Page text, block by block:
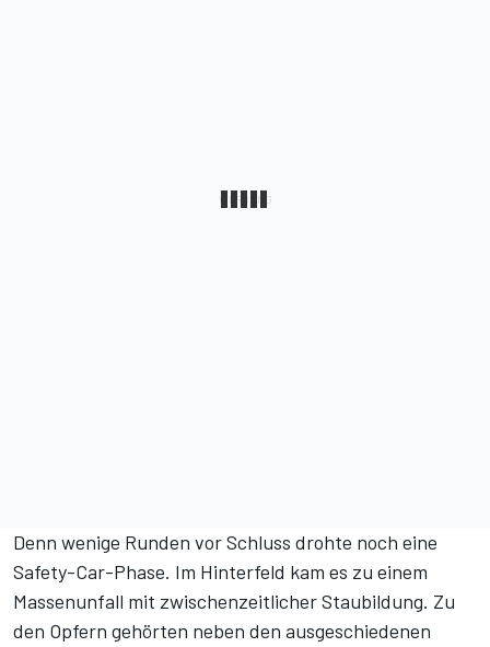
Denn wenige Runden vor Schluss drohte noch eine
Safety-Car-Phase. Im Hinterfeld kam es zu einem
Massenunfall mit zwischenzeitlicher Staubildung. Zu
den Opfern gehörten neben den ausgeschiedenen